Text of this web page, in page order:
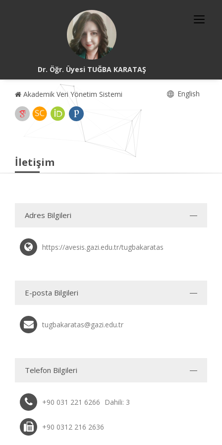
Dr. Öğr. Üyesi TUĞBA KARATAŞ
Akademik Veri Yönetim Sistemi English
İletişim
Adres Bilgileri
https://avesis.gazi.edu.tr/tugbakaratas
E-posta Bilgileri
tugbakaratas@gazi.edu.tr
Telefon Bilgileri
+90 031 221 6266 Dahili: 3
+90 0312 216 2636